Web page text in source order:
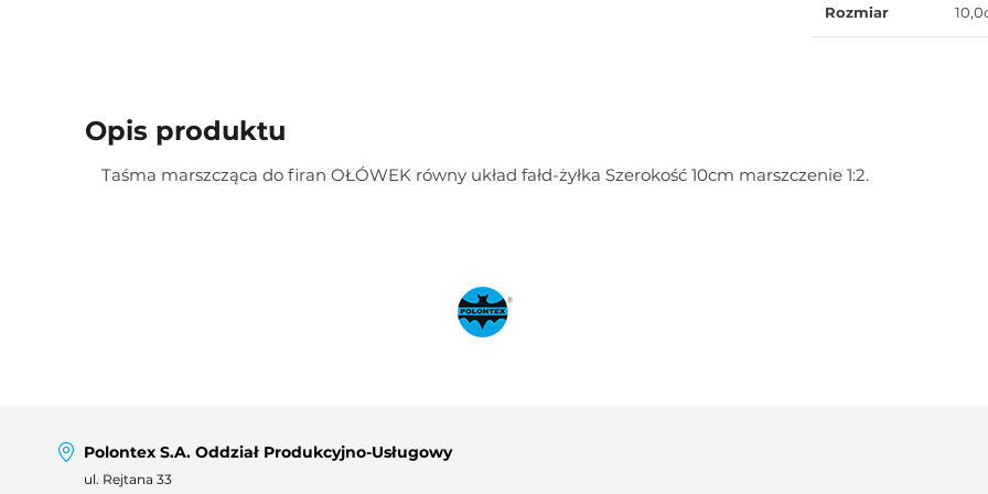
Rozmiar
Opis produktu
Taśma marszcząca do firan OŁÓWEK równy układ fałd-żyłka Szerokość 10cm marszczenie 1:2.
Polontex S.A. Oddział Produkcyjno-Usługowy
ul. Rejtana 33